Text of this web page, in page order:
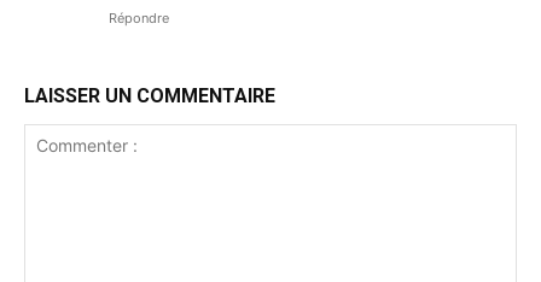
Répondre
LAISSER UN COMMENTAIRE